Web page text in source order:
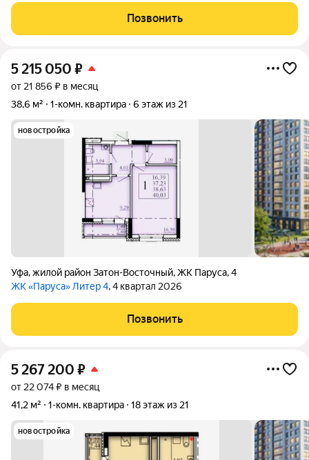
Позвонить
5 215 050 ₽
от 21 856 ₽ в месяц
38,6 м²
1-комн. квартира 6 этаж из 21
новостройка
Уфа,жилой район Затон-Восточный,ЖК Паруса,4
ЖК «Паруса» Литер 4, 4 квартал 2026
Позвонить
5 267 200 ₽
от 22 074 ₽ в месяц
41,2 м²
1-комн. квартира 18 этаж из 21
новостройка